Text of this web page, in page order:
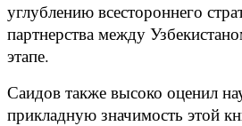
углублению всестороннего
партнерства между
этапе.
Саидов также высоко оценил
прикладную значимость этой